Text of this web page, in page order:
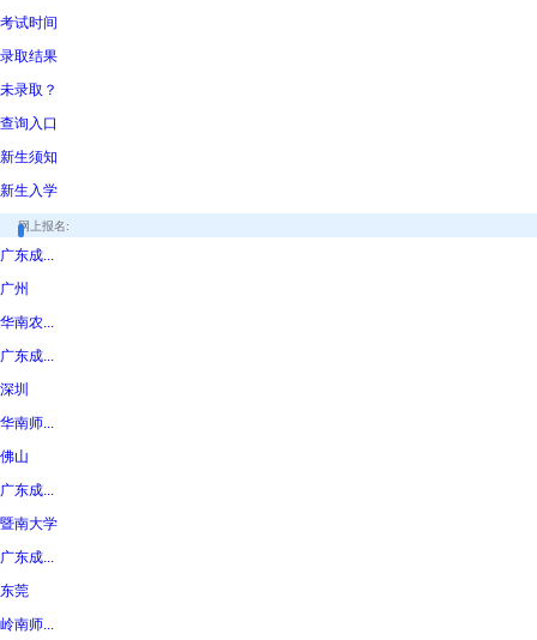
考试时间
录取结果
未录取？
查询入口
新生须知
新生入学
网上报名:
广东成...
广州
华南农...
广东成...
深圳
华南师...
佛山
广东成...
暨南大学
广东成...
东莞
岭南师...